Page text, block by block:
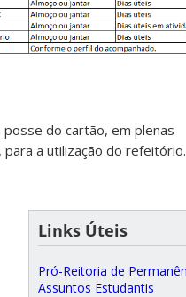
do cartão, em plenas
para a utilização do refeitório.
Links Úteis
Pró-Reitoria de
Assuntos Estudantis